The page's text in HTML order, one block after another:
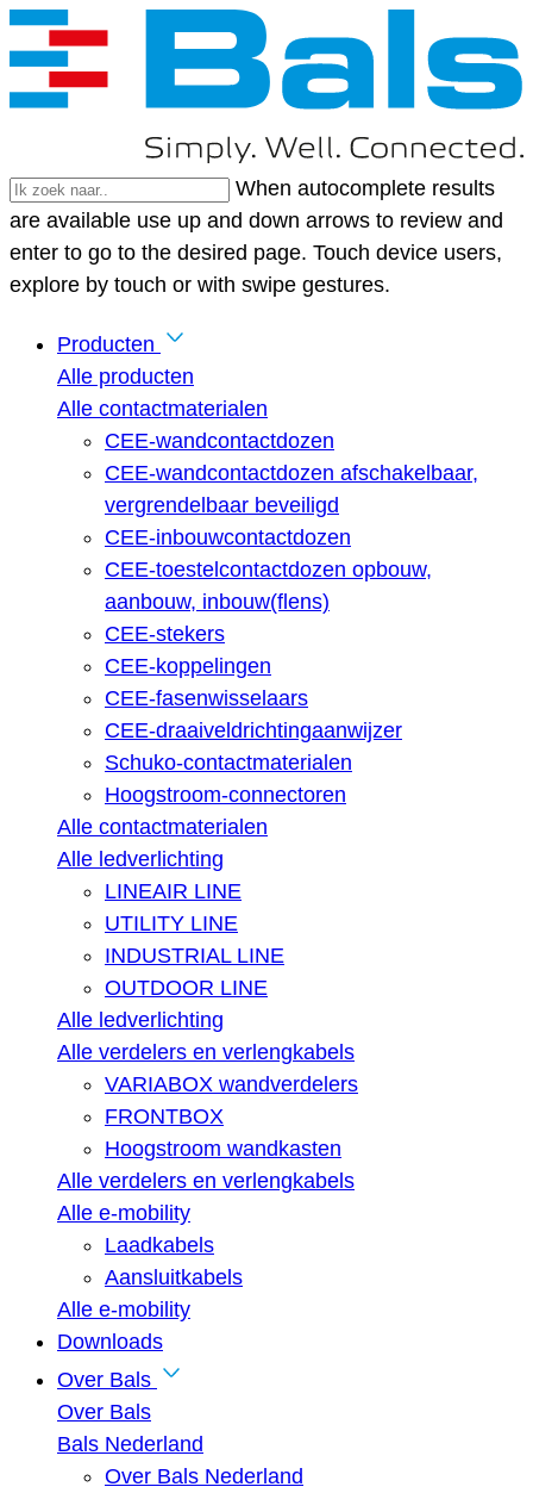
When autocomplete results
are available use up and down arrows to review and
enter to go to the desired page. Touch device users,
explore by touch or with swipe gestures.
Producten
Alle producten
Alle contactmaterialen
CEE-wandcontactdozen
CEE-wandcontactdozen afschakelbaar,
vergrendelbaar beveiligd
CEE-inbouwcontactdozen
CEE-toestelcontactdozen opbouw,
aanbouw, inbouw(flens)
CEE-stekers
CEE-koppelingen
CEE-fasenwisselaars
CEE-draaiveldrichtingaanwijzer
Schuko-contactmaterialen
Hoogstroom-connectoren
Alle contactmaterialen
Alle ledverlichting
LINEAIR LINE
UTILITY LINE
INDUSTRIAL LINE
OUTDOOR LINE
Alle ledverlichting
Alle verdelers en verlengkabels
VARIABOX wandverdelers
FRONTBOX
Hoogstroom wandkasten
Alle verdelers en verlengkabels
Alle e-mobility
Laadkabels
Aansluitkabels
Alle e-mobility
Downloads
Over Bals
Over Bals
Bals Nederland
Over Bals Nederland